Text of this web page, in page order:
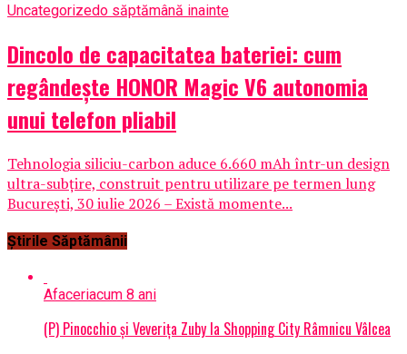
Uncategorizedo săptămână inainte
Dincolo de capacitatea bateriei: cum
regândește HONOR Magic V6 autonomia
unui telefon pliabil
Tehnologia siliciu-carbon aduce 6.660 mAh într-un design
ultra-subțire, construit pentru utilizare pe termen lung
București, 30 iulie 2026 – Există momente...
Știrile Săptămânii
Afaceriacum 8 ani
(P) Pinocchio și Veverița Zuby la Shopping City Râmnicu Vâlcea